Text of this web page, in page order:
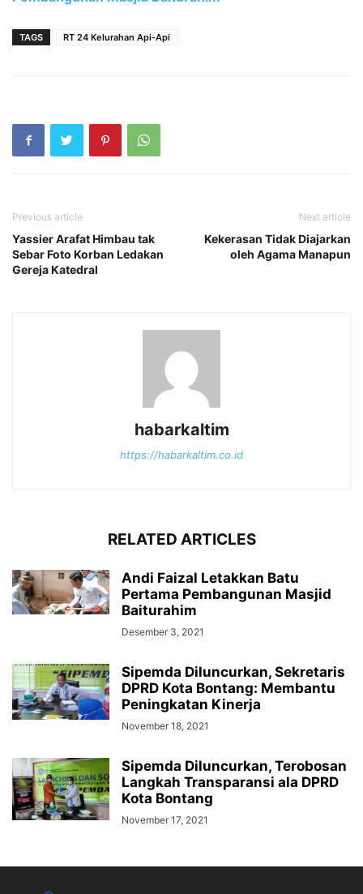
TAGS RT 24 Kelurahan Api-Api
Previous article
Yassier Arafat Himbau tak
Sebar Foto Korban Ledakan
Gereja Katedral
Next article
Kekerasan Tidak Diajarkan
oleh Agama Manapun
habarkaltim
https://habarkaltim.co.id
RELATED ARTICLES
Andi Faizal Letakkan Batu
Pertama Pembangunan Masjid
Baiturahim
Desember 3, 2021
Sipemda Diluncurkan, Sekretaris
DPRD Kota Bontang: Membantu
Peningkatan Kinerja
November 18, 2021
Sipemda Diluncurkan, Terobosan
Langkah Transparansi ala DPRD
Kota Bontang
November 17, 2021